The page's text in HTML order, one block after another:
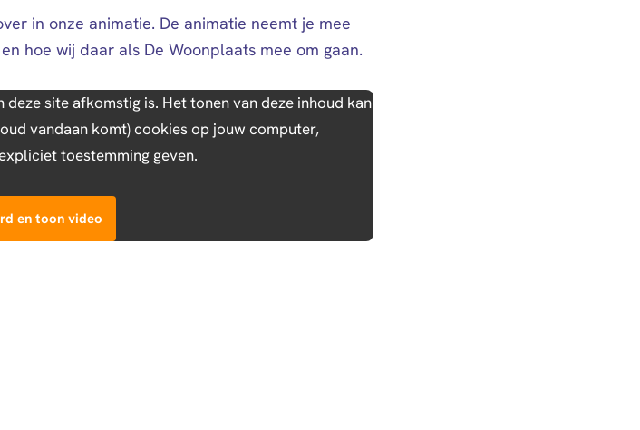
in onze animatie. De animatie neemt je mee
hoe wij daar als De Woonplaats mee om gaan.
site afkomstig is. Het tonen van deze inhoud kan
vandaan komt) cookies op jouw computer,
toestemming geven.
en toon video